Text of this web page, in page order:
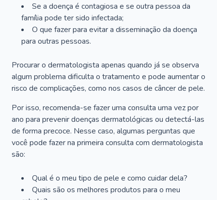
Se a doença é contagiosa e se outra pessoa da
família pode ter sido infectada;
O que fazer para evitar a disseminação da doença
para outras pessoas.
Procurar o dermatologista apenas quando já se observa
algum problema dificulta o tratamento e pode aumentar o
risco de complicações, como nos casos de câncer de pele.
Por isso, recomenda-se fazer uma consulta uma vez por
ano para prevenir doenças dermatológicas ou detectá-las
de forma precoce. Nesse caso, algumas perguntas que
você pode fazer na primeira consulta com dermatologista
são:
Qual é o meu tipo de pele e como cuidar dela?
Quais são os melhores produtos para o meu